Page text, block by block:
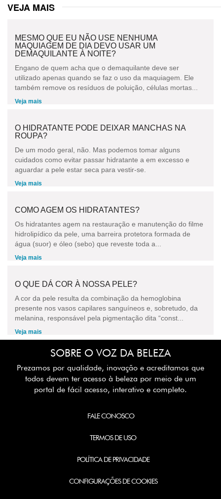
VEJA MAIS
MESMO QUE EU NÃO USE NENHUMA
MAQUIAGEM DE DIA DEVO USAR UM
DEMAQUILANTE À NOITE?
Engano de quem acha que o demaquilante deve ser
utilizado apenas quando se faz o uso da maquiagem. Ele
também remove os resíduos de poluição, células mortas...
Veja mais
O HIDRATANTE PODE DEIXAR MANCHAS NA
ROUPA?
De um modo geral, não. Mas podemos tomar alguns
cuidados como evitar passar hidratante a em excesso e
aguardar a pele estar seca para vestir-se.
Veja mais
COMO AGEM OS HIDRATANTES?
Os hidratantes agem na restauração e manutenção do filme
hidrolipídico da pele, uma barreira protetora formada de
água (suor) e óleo (sebo) que reveste toda a...
Veja mais
O QUE DÁ COR À NOSSA PELE?
A cor da pele resulta da combinação da hemoglobina
presente nos vasos capilares sanguíneos e, sobretudo, da
melanina, responsável pela pigmentação dita “const...
Veja mais
SOBRE O VOZ DA BELEZA
Prezamos por qualidade, inovação e acreditamos que
todos devem ter acesso à beleza por meio de um
portal de fácil acesso, interativo e completo.
FALE CONOSCO
TERMOS DE USO
POLÍTICA DE PRIVACIDADE
CONFIGURAÇÕES DE COOKIES